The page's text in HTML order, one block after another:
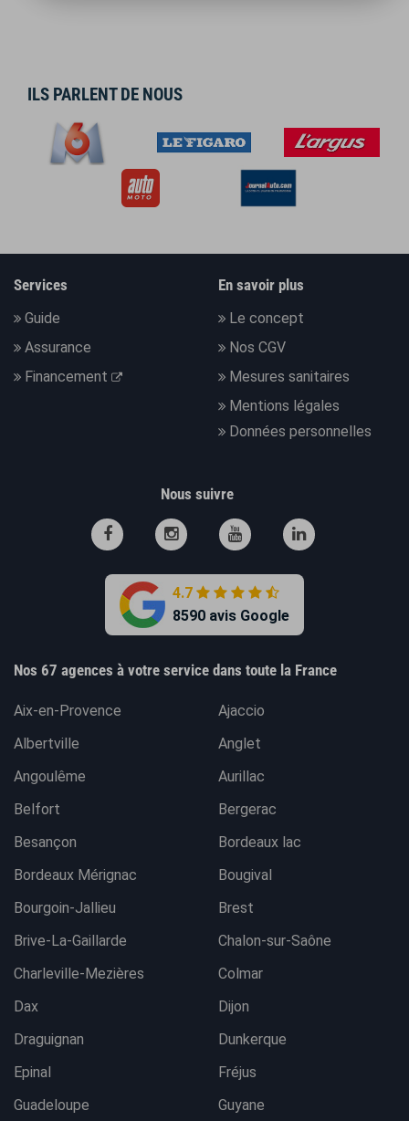
ILS PARLENT DE NOUS
Services
Guide
Assurance
Financement
En savoir plus
Le concept
Nos CGV
Mesures sanitaires
Mentions légales
Données personnelles
Nous suivre
4.7
8590 avis Google
Nos 67 agences à votre service dans toute la France
Aix-en-Provence
Ajaccio
Albertville
Anglet
Angoulême
Aurillac
Belfort
Bergerac
Besançon
Bordeaux lac
Bordeaux Mérignac
Bougival
Bourgoin-Jallieu
Brest
Brive-La-Gaillarde
Chalon-sur-Saône
Charleville-Mezières
Colmar
Dax
Dijon
Draguignan
Dunkerque
Epinal
Fréjus
Guadeloupe
Guyane